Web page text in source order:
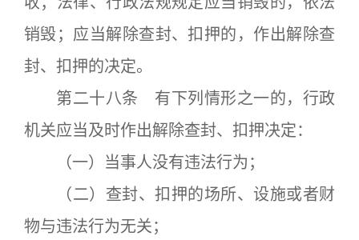
销毁；应当解除查封、扣押的，作出解除查
封、扣押的决定。
第二十八条 有下列情形之一的，行政
机关应当及时作出解除查封、扣押决定：
（一）当事人没有违法行为；
（二）查封、扣押的场所、设施或者财
物与违法行为无关；